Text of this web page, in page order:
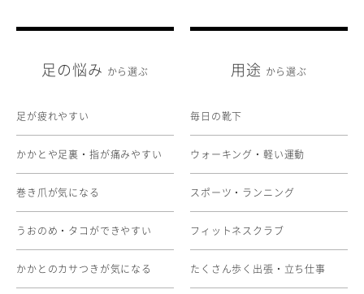
足の悩み から選ぶ
足が疲れやすい
かかとや足裏・指が痛みやすい
巻き爪が気になる
うおのめ・タコができやすい
かかとのカサつきが気になる
用途 から選ぶ
毎日の靴下
ウォーキング・軽い運動
スポーツ・ランニング
フィットネスクラブ
たくさん歩く出張・立ち仕事